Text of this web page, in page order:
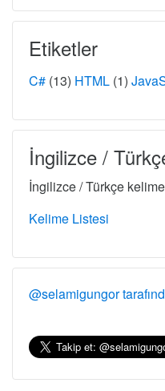
Etiketler
C# (13) HTML (1)
İngilizce /
İngilizce / Türkçe
Kelime Listesi
@selamigungor